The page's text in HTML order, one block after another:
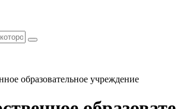
образовательное учреждение